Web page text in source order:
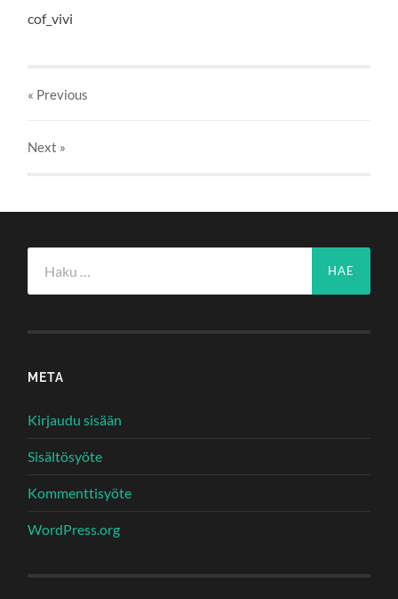
cof_vivi
« Previous
Next »
META
Kirjaudu sisään
Sisältösyöte
Kommenttisyöte
WordPress.org